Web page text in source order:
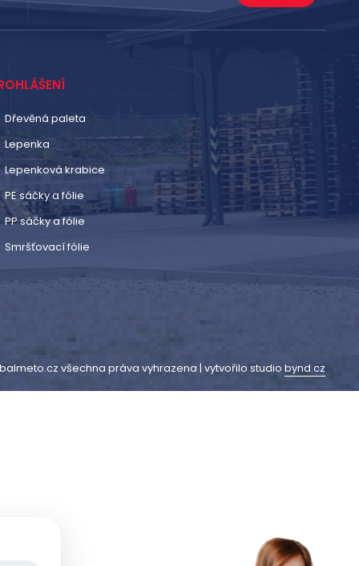
Dřevěná paleta
Lepenka
Lepenková krabice
PE sáčky a fólie
PP sáčky a fólie
Smršťovací fólie
všechna práva vyhrazena | vytvořilo studio bynd.cz